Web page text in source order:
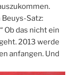
Satz:
Ob das nicht ein
2013 werde
anfangen. Und